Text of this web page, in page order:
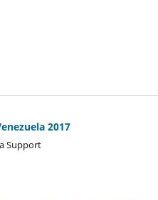
2017
Support